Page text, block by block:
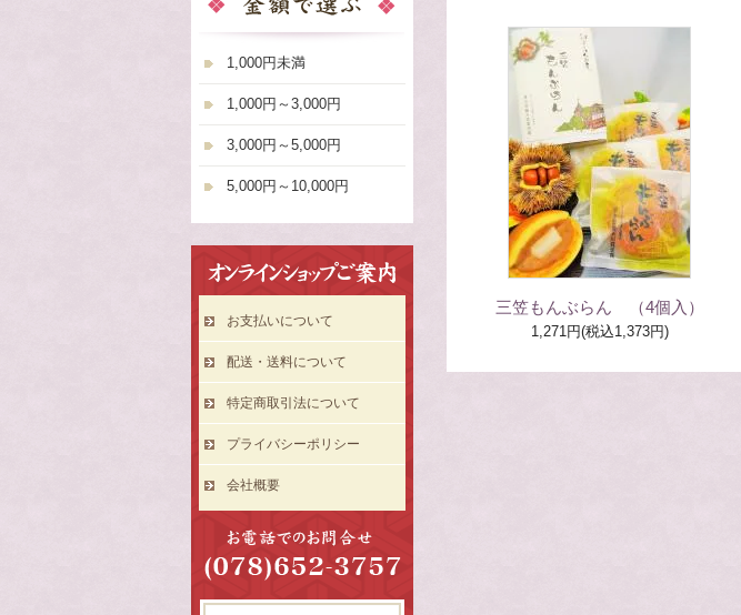
三笠もんぶらん （4個入）
1,271円(税込1,373円)
1,000円未満
1,000円～3,000円
3,000円～5,000円
5,000円～10,000円
お支払いについて
配送・送料について
特定商取引法について
プライバシーポリシー
会社概要